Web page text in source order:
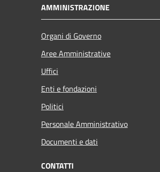
AMMINISTRAZIONE
Organi di Governo
Aree Amministrative
Uffici
Enti e fondazioni
Politici
Personale Amministrativo
Documenti e dati
CONTATTI